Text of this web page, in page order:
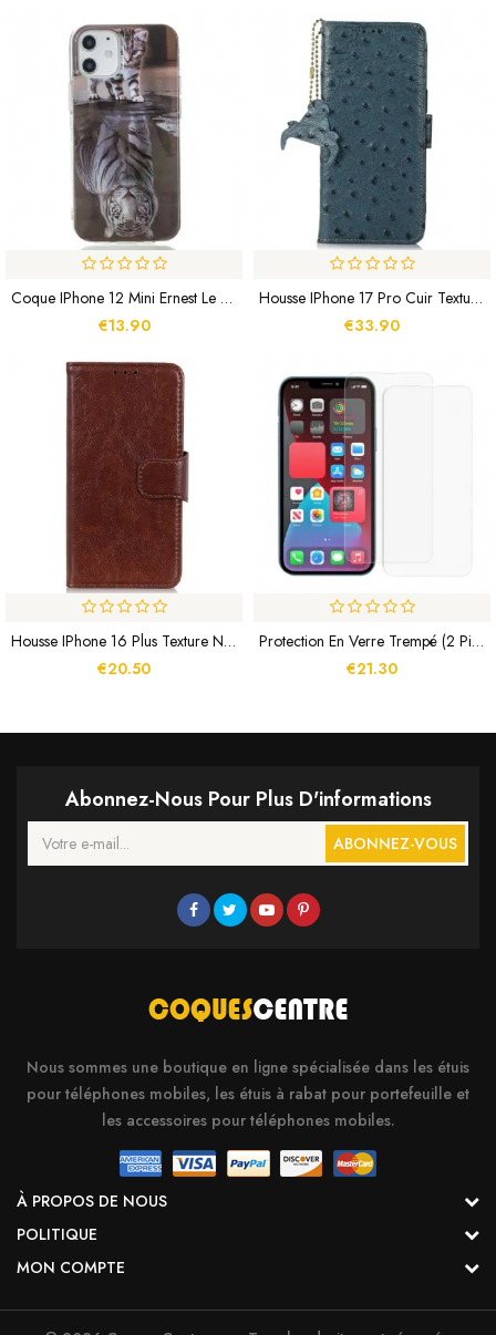
Coque IPhone 12 Mini Ernest Le Tigre
€13.90
Housse IPhone 17 Pro Cuir Texture Autruche
€33.90
Housse IPhone 16 Plus Texture Nappa
€20.50
Protection En Verre Trempé (2 Pièces) Pour L’écran Du IPhone 13 / 13 Pro
€21.30
Abonnez-Nous Pour Plus D'informations
ABONNEZ-VOUS
Nous sommes une boutique en ligne spécialisée dans les étuis
pour téléphones mobiles, les étuis à rabat pour portefeuille et
les accessoires pour téléphones mobiles.
À PROPOS DE NOUS
POLITIQUE
MON COMPTE